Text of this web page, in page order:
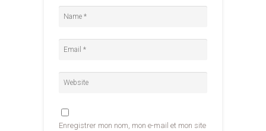
Enregistrer mon nom, mon e-mail et mon site